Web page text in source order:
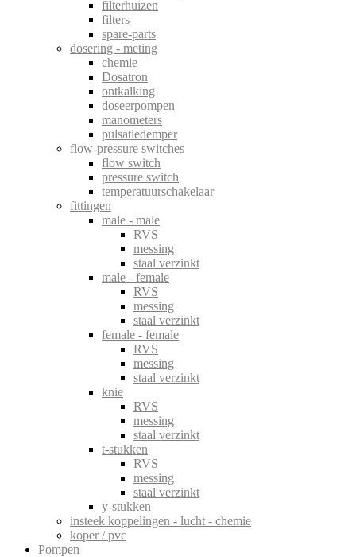
filterhuizen
filters
spare-parts
dosering - meting
chemie
Dosatron
ontkalking
doseerpompen
manometers
pulsatiedemper
flow-pressure switches
flow switch
pressure switch
temperatuurschakelaar
fittingen
male - male
RVS
messing
staal verzinkt
male - female
RVS
messing
staal verzinkt
female - female
RVS
messing
staal verzinkt
knie
RVS
messing
staal verzinkt
t-stukken
RVS
messing
staal verzinkt
y-stukken
insteek koppelingen - lucht - chemie
koper / pvc
Pompen